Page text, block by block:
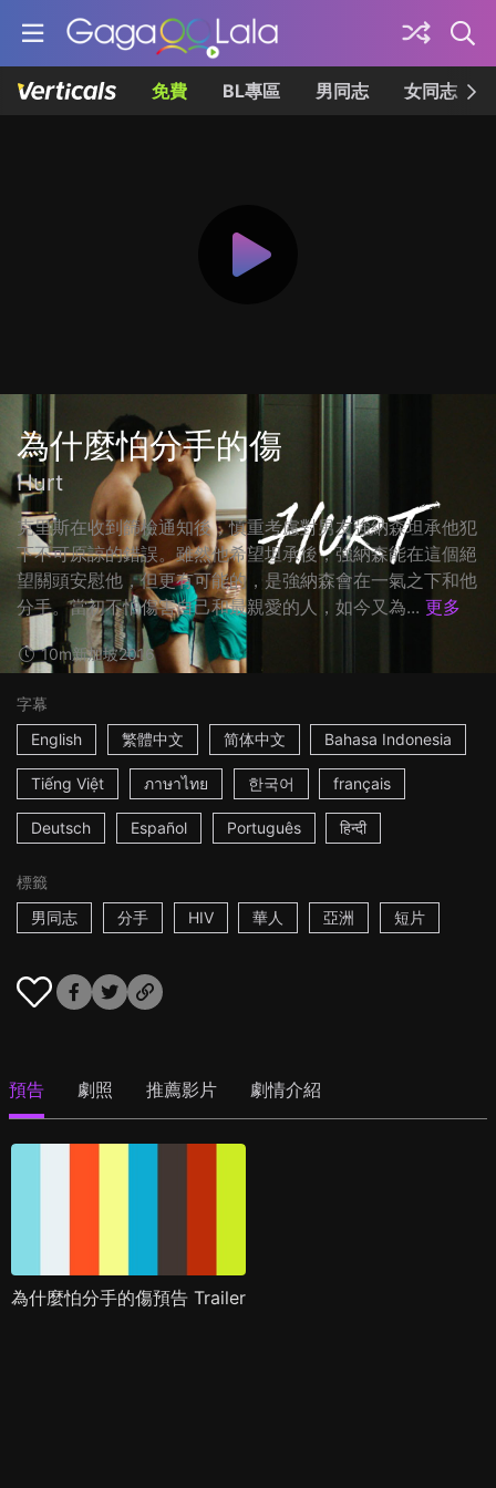
免費 BL專區 男同志 女同志
為什麼怕分手的傷
Hurt
克里斯在收到篩檢通知後，慎重考慮對男友強納森坦承他犯
下不可原諒的錯誤。雖然他希望坦承後，強納森能在這個絕
望關頭安慰他，但更有可能的，是強納森會在一氣之下和他
分手。當初不怕傷害自己和最親愛的人，如今又為... 更多
10m新加坡2016
字幕
English
繁體中文 简体中文 Bahasa Indonesia
Tiếng Việt ภาษาไทย 한국어 français
Deutsch Español Português हिन्दी
標籤
男同志
分手 HIV 華人 亞洲 短片
預告 劇照 推薦影片 劇情介紹
為什麼怕分手的傷預告 Trailer